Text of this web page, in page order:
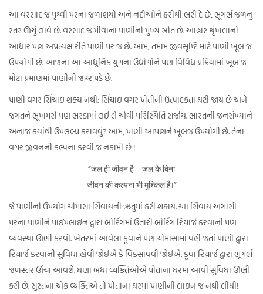
આ વરસાદ જ પૃથ્વી પરના જળાશયો અને નદીઓને ફરીથી ભરી દે છે, ભૂગર્ભ જળનું
સ્તર ઊચું લાવે છે. વરસાદ જ પીવાના પાણીનો મુખ્ય સ્રોત છે. આહાર શૃંખલાનો
આધાર પણ અપ્રત્યક્ષ રીતે પાણી પર જ છે. આમ, તમામ જીવસૃષ્ટિ માટે પાણી ખૂબ જ
ઉપયોગી છે. આજના આ આધુનિક યુગના ઉદ્યોગોને પણ વિવિધ પ્રક્રિયામાં ખૂબ જ
મોટા પ્રમાણમાં પાણીની જરૂર પડે છે.
પાણી વગર સિંચાઇ શક્ય નથી; સિંચાઇ વગર ખેતીની ઉત્પાદકતા ઘટી જાય છે અને
જગતને ભૂખમરો પણ ભરડામાં લઈ લે એવી પરિસ્થિતિ સર્જાય. ભારતની જનસંખ્યાને
અનાજ ક્યાંથી ઉપલબ્ધ કરાવવું? આમ, પાણી આપણને ખૂબજ ઉપયોગી છે. તેના
વગર જીવનની કલ્પના કરવી જ નકામી છે !
“जल ही जीवन है – जल के बिना
जीवन की कल्पना भी मुश्किल है।”
જે પાણીનો ઉપયોગ ચોમાસા સિવાયની ઋતુમાં કરી શકાય. આ સિવાય અગાસી
પરના પાણીને પાઇપલાઇન દ્વારા બોરિંગમાં ઉતારી બોરિંગ રિચાર્જ કરવાની પણ
વ્યવસ્થા ઊભી કરવી. ખેતરમાં આવેલા કૂવાને પણ ચોમાસામાં વહી જતાં પાણી દ્વારા
રિચાર્જ કરવાની સુવિધા હોવી જોઈએ કે વિકસાવવી જોઈએ. કૂવા રિચાર્જ દ્વારા ભૂગર્ભ
જળસ્તર ઊંચા આવશે. ઘણા બધા વ્યક્તિઓએ પોતાના ઘરમાં આવી સુવિધા ઊભી
કરી છે. સુરતના એક વ્યક્તિએ તો પોતાના ઘરમાં પાણીની લાઇન જ નથી લીધી!